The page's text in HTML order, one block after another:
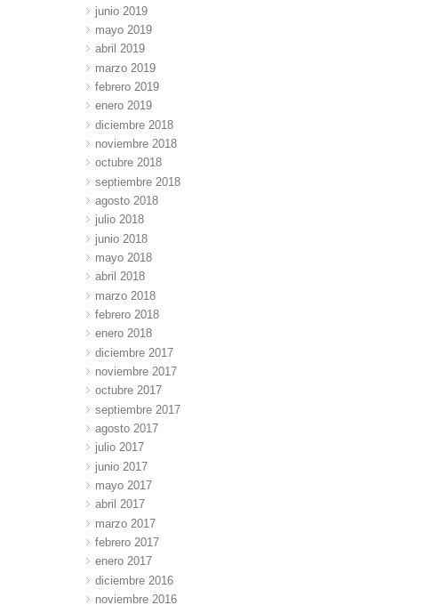
junio 2019
mayo 2019
abril 2019
marzo 2019
febrero 2019
enero 2019
diciembre 2018
noviembre 2018
octubre 2018
septiembre 2018
agosto 2018
julio 2018
junio 2018
mayo 2018
abril 2018
marzo 2018
febrero 2018
enero 2018
diciembre 2017
noviembre 2017
octubre 2017
septiembre 2017
agosto 2017
julio 2017
junio 2017
mayo 2017
abril 2017
marzo 2017
febrero 2017
enero 2017
diciembre 2016
noviembre 2016